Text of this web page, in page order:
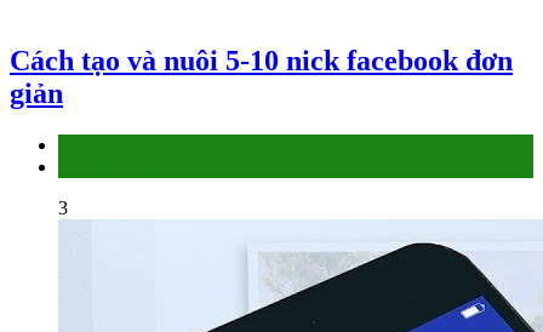
Cách tạo và nuôi 5-10 nick facebook đơn
giản
3